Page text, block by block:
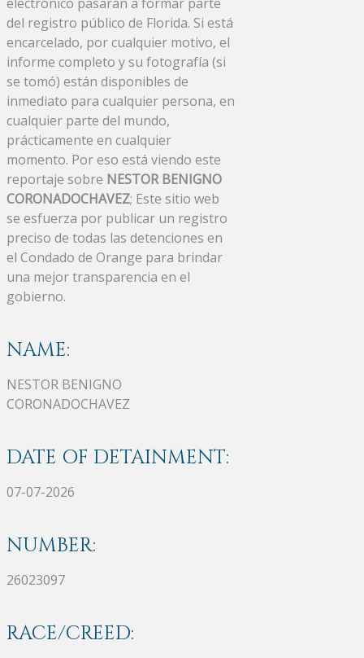
del registro público de Florida. Si está
encarcelado, por cualquier motivo, el
informe completo y su fotografía (si
se tomó) están disponibles de
inmediato para cualquier persona, en
cualquier parte del mundo,
prácticamente en cualquier
momento. Por eso está viendo este
reportaje sobre NESTOR BENIGNO
CORONADOCHAVEZ; Este sitio web
se esfuerza por publicar un registro
preciso de todas las detenciones en
el Condado de Orange para brindar
una mejor transparencia en el
gobierno.
NAME:
NESTOR BENIGNO
CORONADOCHAVEZ
DATE OF DETAINMENT:
07-07-2026
NUMBER:
26023097
RACE/CREED: